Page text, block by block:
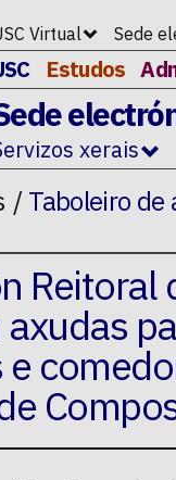
Virtual Sede
Estudos
xerais
Taboleiro de